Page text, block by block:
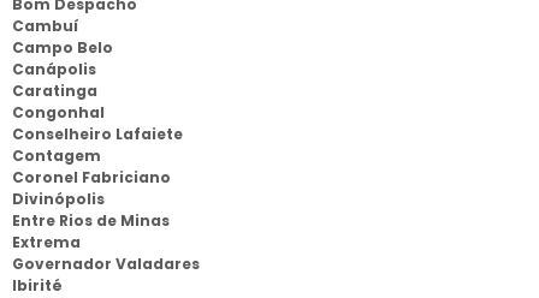
Bom Despacho
Cambuí
Campo Belo
Canápolis
Caratinga
Congonhal
Conselheiro Lafaiete
Contagem
Coronel Fabriciano
Divinópolis
Entre Rios de Minas
Extrema
Governador Valadares
Ibirité